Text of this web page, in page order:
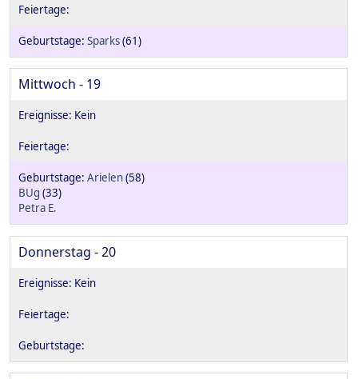
Sparks(61)
Mittwoch - 19
Arielen(58)
BUg (33)
Petra E.
Donnerstag - 20